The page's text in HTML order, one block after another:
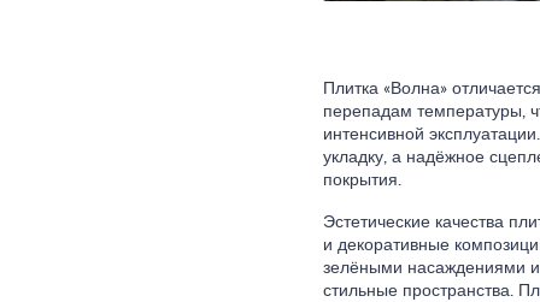
Плитка «Волна»
перепадам температуры,
интенсивной
укладку, а надёжное
покрытия.
Эстетические качества
и декоративные
зелёными насаждениями
стильные пространства.